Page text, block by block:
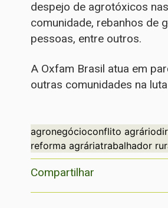
despejo de agrotóxicos
comunidade, rebanhos de
pessoas, entre outros.
A Oxfam Brasil atua em
outras comunidades na
agronegócioconflito agrário
reforma agráriatrabalhador
Compartilhar